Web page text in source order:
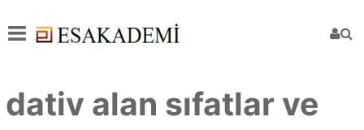
dativ alan sıfatlar ve